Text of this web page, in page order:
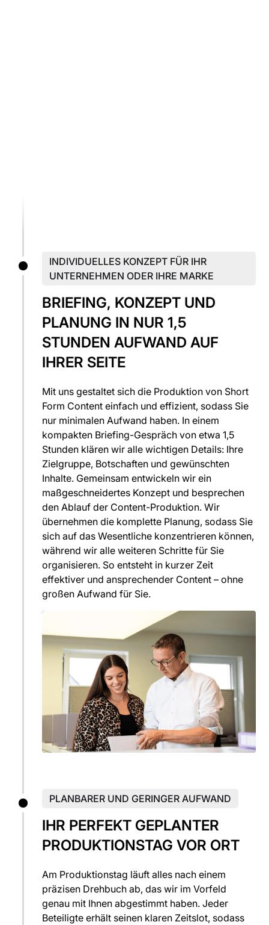
INDIVIDUELLES KONZEPT FÜR IHR
UNTERNEHMEN ODER IHRE MARKE
BRIEFING, KONZEPT UND
PLANUNG IN NUR 1,5
STUNDEN AUFWAND AUF
IHRER SEITE
Mit uns gestaltet sich die Produktion von Short
Form Content einfach und effizient, sodass Sie
nur minimalen Aufwand haben. In einem
kompakten Briefing-Gespräch von etwa 1,5
Stunden klären wir alle wichtigen Details: Ihre
Zielgruppe, Botschaften und gewünschten
Inhalte. Gemeinsam entwickeln wir ein
maßgeschneidertes Konzept und besprechen
den Ablauf der Content-Produktion. Wir
übernehmen die komplette Planung, sodass Sie
sich auf das Wesentliche konzentrieren können,
während wir alle weiteren Schritte für Sie
organisieren. So entsteht in kurzer Zeit
effektiver und ansprechender Content – ohne
großen Aufwand für Sie.
PLANBARER UND GERINGER AUFWAND
IHR PERFEKT GEPLANTER
PRODUKTIONSTAG VOR ORT
Am Produktionstag läuft alles nach einem
präzisen Drehbuch ab, das wir im Vorfeld
genau mit Ihnen abgestimmt haben. Jeder
Beteiligte erhält seinen klaren Zeitslot, sodass